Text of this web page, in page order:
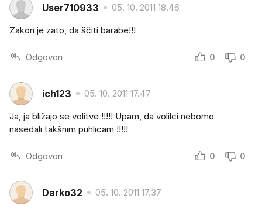
User710933 05. 10. 2011 18.46
Zakon je zato, da ščiti barabe!!!
Odgovori 0 0
ich123 05. 10. 2011 17.47
Ja, ja bližajo se volitve !!!!! Upam, da volilci nebomo
nasedali takšnim puhlicam !!!!!
Odgovori 0 0
Darko32 05. 10. 2011 17.37